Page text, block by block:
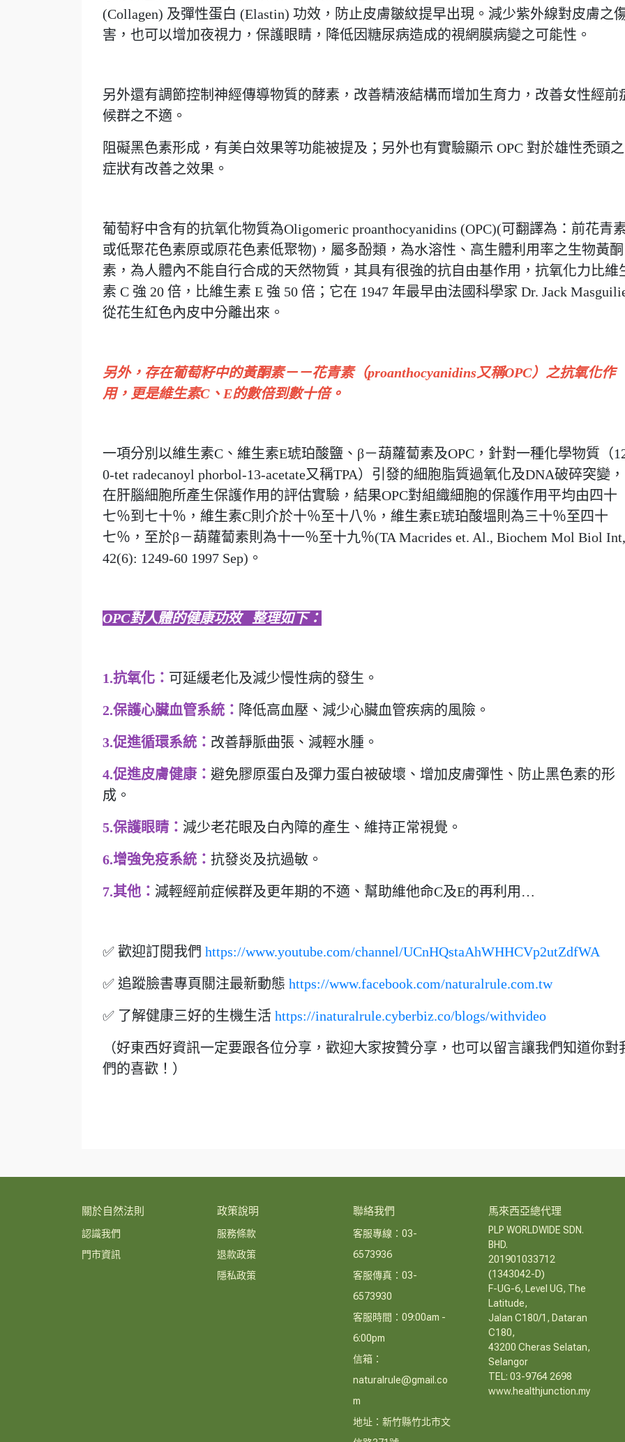
(Collagen) 及彈性蛋白 (Elastin) 功效，防止皮膚皺紋提早出現。減少紫外線對皮膚之
害，也可以增加夜視力，保護眼睛，降低因糖尿病造成的視網膜病變之可能性。
另外還有調節控制神經傳導物質的酵素，改善精液結構而增加生育力，改善女性經前
候群之不適。
阻礙黑色素形成，有美白效果等功能被提及；另外也有實驗顯示 OPC 對於雄性禿頭之
症狀有改善之效果。
葡萄籽中含有的抗氧化物質為Oligomeric proanthocyanidins (OPC)(可翻譯為：前花青
或低聚花色素原或原花色素低聚物)，屬多酚類，為水溶性、高生體利用率之生物黃酮
素，為人體內不能自行合成的天然物質，其具有很強的抗自由基作用，抗氧化力比維
素 C 強 20 倍，比維生素 E 強 50 倍；它在 1947 年最早由法國科學家 Dr. Jack
從花生紅色內皮中分離出來。
另外，存在葡萄籽中的黃酮素－－花青素（proanthocyanidins又稱OPC）之抗氧化作
用，更是維生素C、E的數倍到數十倍。
一項分別以維生素C、維生素E琥珀酸鹽、β－葫蘿蔔素及OPC，針對一種化學物質（
0-tet radecanoyl phorbol-13-acetate又稱TPA）引發的細胞脂質過氧化及DNA破碎突變，
在肝腦細胞所產生保護作用的評估實驗，結果OPC對組織細胞的保護作用平均由四十
七％到七十％，維生素C則介於十％至十八％，維生素E琥珀酸塭則為三十％至四十
七％，至於β－葫蘿蔔素則為十一％至十九％(TA Macrides et. Al., Biochem Mol Biol Int,
42(6): 1249-60 1997 Sep)。
OPC對人體的健康功效 整理如下：
1.抗氧化： 可延緩老化及減少慢性病的發生。
2.保護心臟血管系統： 降低高血壓、減少心臟血管疾病的風險。
3.促進循環系統： 改善靜脈曲張、減輕水腫。
4.促進皮膚健康： 避免膠原蛋白及彈力蛋白被破壞、增加皮膚彈性、防止黑色素的形
成。
5.保護眼睛： 減少老花眼及白內障的產生、維持正常視覺。
6.增強免疫系統： 抗發炎及抗過敏。
7.其他： 減輕經前症候群及更年期的不適、幫助維他命C及E的再利用…
✅ 歡迎訂閱我們 https://www.youtube.com/channel/UCnHQstaAhWHHCVp2utZdfWA
✅ 追蹤臉書專頁關注最新動態 https://www.facebook.com/naturalrule.com.tw
✅ 了解健康三好的生機生活 https://inaturalrule.cyberbiz.co/blogs/withvideo
（好東西好資訊一定要跟各位分享，歡迎大家按贊分享，也可以留言讓我們知道你對
們的喜歡！）
關於自然法則
認識我們
門市資訊
政策說明
服務條款
退款政策
隱私政策
聯絡我們
客服專線：03-
6573936
客服傳真：03-
6573930
客服時間：09:00am -
6:00pm
信箱：
naturalrule@gmail.co
m
地址：新竹縣竹北市文
馬來西亞總代理
PLP WORLDWIDE SDN.
BHD.
201901033712
(1343042-D)
F-UG-6, Level UG, The
Latitude,
Jalan C180/1, Dataran
C180,
43200 Cheras Selatan,
Selangor
TEL: 03-9764 2698
www.healthjunction.my